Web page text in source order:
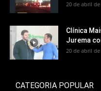
20 de abril de
Clínica
Jurema
20 de abril de
CATEGORIA POPULAR